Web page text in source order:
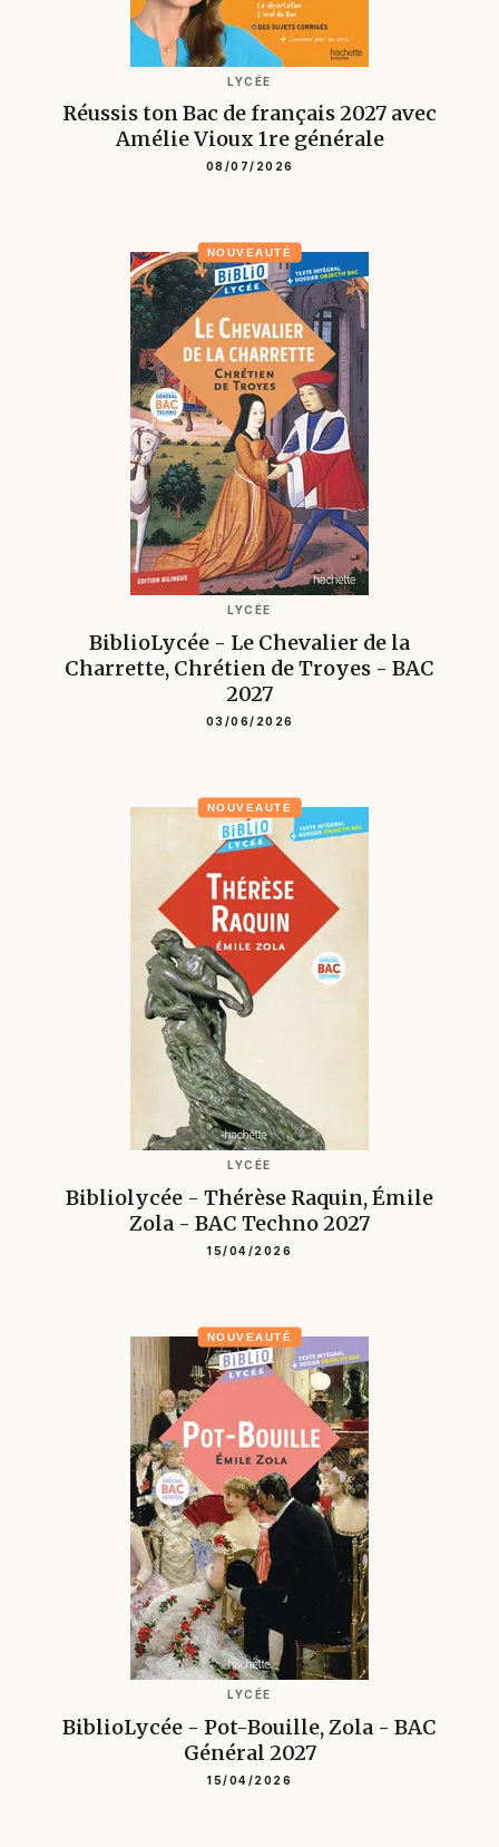
LYCÉE
Réussis ton Bac de français 2027 avec
Amélie Vioux 1re générale
08/07/2026
NOUVEAUTÉ
LYCÉE
BiblioLycée - Le Chevalier de la
Charrette, Chrétien de Troyes - BAC
2027
03/06/2026
NOUVEAUTÉ
LYCÉE
Bibliolycée - Thérèse Raquin, Émile
Zola - BAC Techno 2027
15/04/2026
NOUVEAUTÉ
LYCÉE
BiblioLycée - Pot-Bouille, Zola - BAC
Général 2027
15/04/2026